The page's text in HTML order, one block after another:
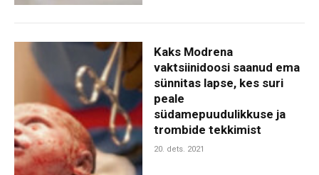
Kaks Modrena
vaktsiinidoosi saanud ema
sünnitas lapse, kes suri
peale
südamepuudulikkuse ja
trombide tekkimist
20. dets. 2021